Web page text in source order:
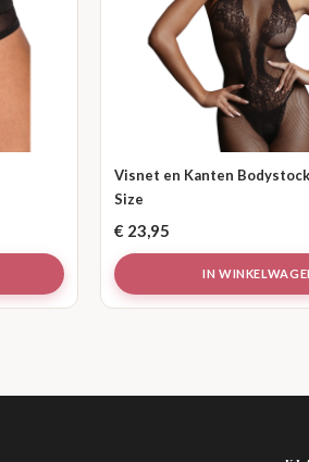
Visnet en Kanten
Size
€ 23,95
IN